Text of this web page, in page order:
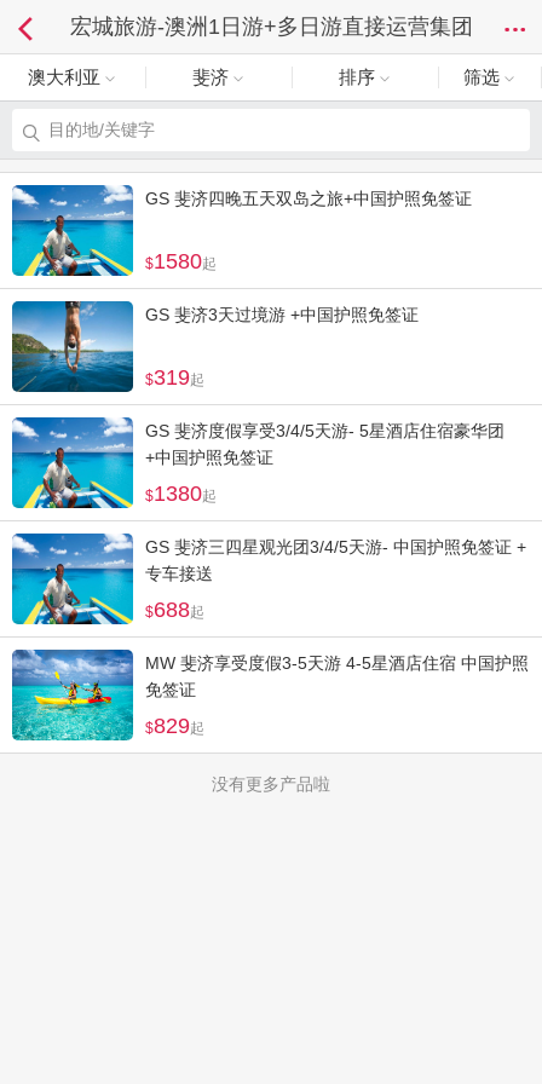
宏城旅游-澳洲1日游+多日游直接运营集团
澳大利亚 斐济 排序 筛选
目的地/关键字
GS 斐济四晚五天双岛之旅+中国护照免签证
1580起
GS 斐济3天过境游 +中国护照免签证
319起
GS 斐济度假享受3/4/5天游- 5星酒店住宿豪华团
+中国护照免签证
1380起
GS 斐济三四星观光团3/4/5天游- 中国护照免签证 +
专车接送
688起
MW 斐济享受度假3-5天游 4-5星酒店住宿 中国护照
免签证
829起
没有更多产品啦